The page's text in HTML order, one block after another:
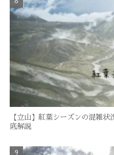
【立山】紅葉シーズンの混雑
底解説